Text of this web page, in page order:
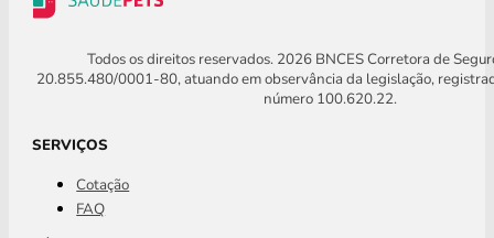
Todos os direitos reservados. 2026 BNCES Corretora de
20.855.480/0001-80, atuando em observância da legislação,
número 100.620.22.
SERVIÇOS
Cotação
FAQ